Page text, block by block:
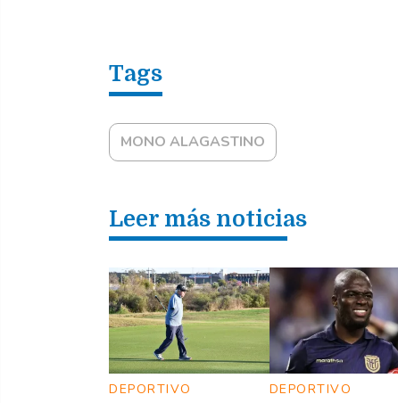
MONO ALAGASTINO
Leer más noticias
DEPORTIVO DEPORTIVO